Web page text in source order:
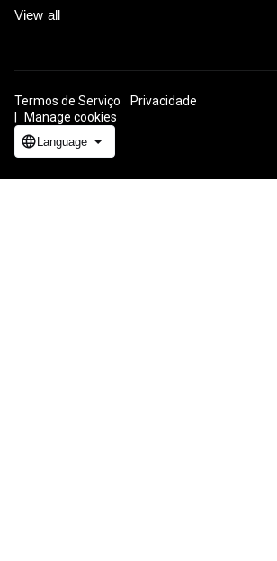
View all
Termos de Serviço Privacidade
Manage cookies